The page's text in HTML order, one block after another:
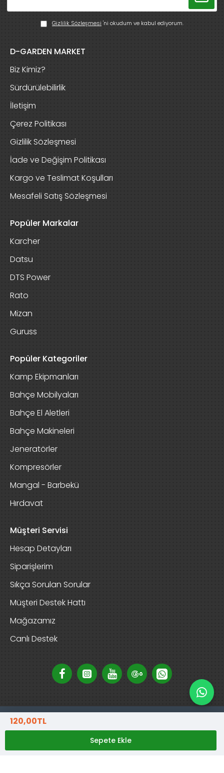
120,00TL
Sepete Ekle
Gizlilik Sözleşmesi 'ni okudum ve kabul ediyorum.
D-GARDEN MARKET
Biz Kimiz?
Sürdürülebilirlik
İletişim
Çerez Politikası
Gizlilik Sözleşmesi
İade ve Değişim Politikası
Kargo ve Teslimat Koşulları
Mesafeli Satış Sözleşmesi
Popüler Markalar
Karcher
Datsu
DTS Power
Rato
Mizan
Guruss
Popüler Kategoriler
Kamp Ekipmanları
Bahçe Mobilyaları
Bahçe El Aletleri
Bahçe Makineleri
Jeneratörler
Kompresörler
Mangal - Barbekü
Hırdavat
Müşteri Servisi
Hesap Detayları
Siparişlerim
Sıkça Sorulan Sorular
Müşteri Destek Hattı
Mağazamız
Canlı Destek
Copyright © 2025, D-Garden Market, Tüm Hakları Saklıdır